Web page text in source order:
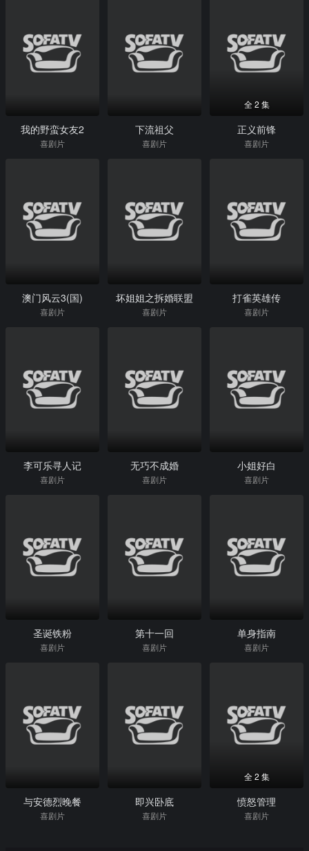
我的野蛮女友2
喜剧片
下流祖父
喜剧片
全 2 集
正义前锋
喜剧片
澳门风云3(国)
喜剧片
坏姐姐之拆婚联盟
喜剧片
打雀英雄传
喜剧片
李可乐寻人记
喜剧片
无巧不成婚
喜剧片
小姐好白
喜剧片
圣诞铁粉
喜剧片
第十一回
喜剧片
单身指南
喜剧片
与安德烈晚餐
喜剧片
即兴卧底
喜剧片
全 2 集
愤怒管理
喜剧片